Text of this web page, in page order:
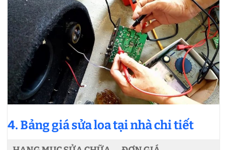
4. Bảng giá sửa loa tại nhà chi tiết